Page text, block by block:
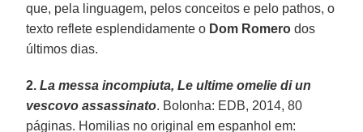
que, pela linguagem, pelos conceitos e pelo pathos, o
texto reflete esplendidamente o Dom Romero dos
últimos dias.
2. La messa incompiuta, Le ultime omelie di un
vescovo assassinato. Bolonha: EDB, 2014, 80
páginas. Homilias no original em espanhol em: